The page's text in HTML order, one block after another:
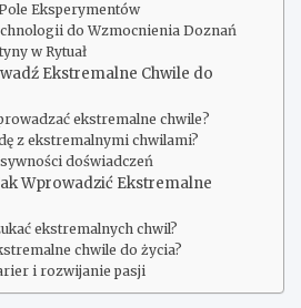
Eksperymentów
do Wzmocnienia Doznań
w Rytuał
Ekstremalne Chwile do
ekstremalne chwile?
z ekstremalnymi chwilami?
doświadczeń
Wprowadzić Ekstremalne
ekstremalnych chwil?
chwile do życia?
i rozwijanie pasji